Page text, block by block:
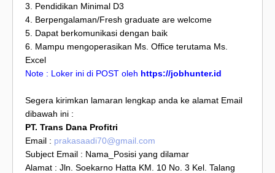
3. Pendidikan Minimal D3
4. Berpengalaman/Fresh graduate are welcome
5. Dapat berkomunikasi dengan baik
6. Mampu mengoperasikan Ms. Office terutama Ms.
Excel
Note : Loker ini di POST oleh https://jobhunter.id
Segera kirimkan lamaran lengkap anda ke alamat Email
dibawah ini :
PT. Trans Dana Profitri
Email : prakasaadi70@gmail.com
Subject Email : Nama_Posisi yang dilamar
Alamat : Jln. Soekarno Hatta KM. 10 No. 3 Kel. Talang